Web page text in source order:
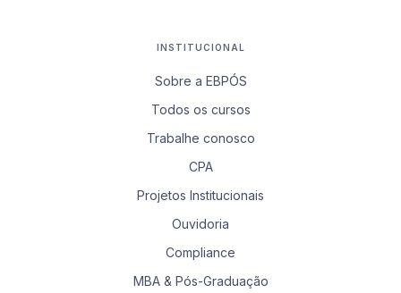
INSTITUCIONAL
Sobre a EBPÓS
Todos os cursos
Trabalhe conosco
CPA
Projetos Institucionais
Ouvidoria
Compliance
MBA & Pós-Graduação